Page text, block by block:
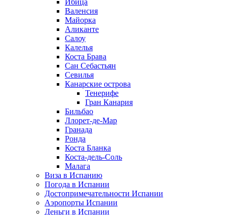
Ибица
Валенсия
Майорка
Аликанте
Салоу
Калелья
Коста Брава
Сан Себастьян
Севилья
Канарские острова
Тенерифе
Гран Канария
Бильбао
Ллорет-де-Мар
Гранада
Ронда
Коста Бланка
Коста-дель-Соль
Малага
Виза в Испанию
Погода в Испании
Достопримечательности Испании
Аэропорты Испании
Деньги в Испании